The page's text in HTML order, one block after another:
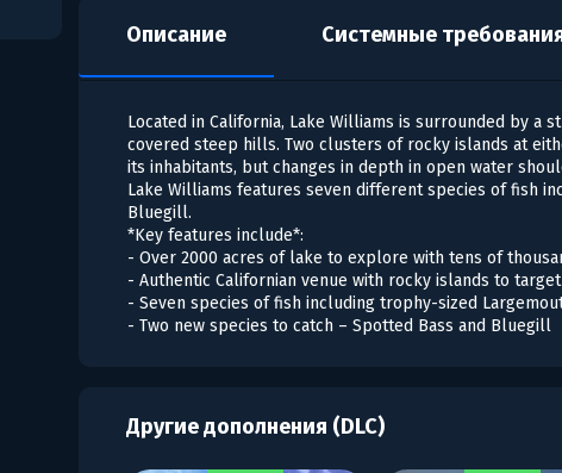
Описание Системные
Located in California, Lake Williams is surrounded by a
covered steep hills. Two clusters of rocky islands at
its inhabitants, but changes in depth in open water
Lake Williams features seven different species of fish
Bluegill.
*Key features include*:
- Over 2000 acres of lake to explore with tens of
- Authentic Californian venue with rocky islands to
- Seven species of fish including trophy-sized
- Two new species to catch – Spotted Bass and Bluegill
Другие дополнения (DLC)